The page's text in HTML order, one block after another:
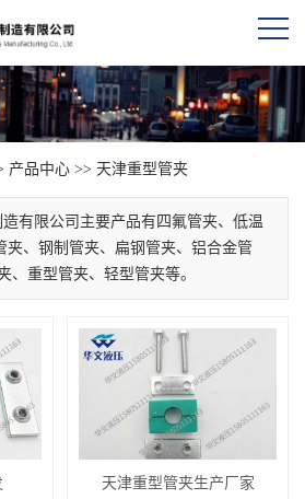
产品中心 >> 天津重型管夹
有限公司主要产品有四氟管夹、低温
夹、钢制管夹、扁钢管夹、铝合金管
、重型管夹、轻型管夹等。
天津重型管夹生产厂家